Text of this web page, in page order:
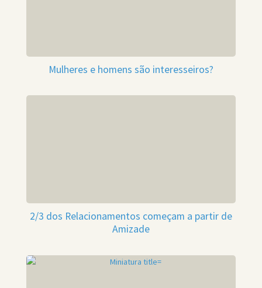
Mulheres e homens são interesseiros?
2/3 dos Relacionamentos começam a partir de
Amizade